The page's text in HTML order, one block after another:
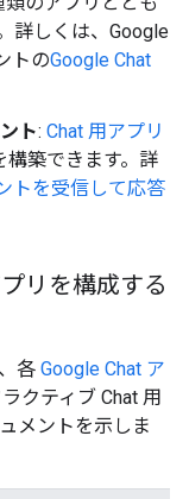
詳しくは、Google
トのGoogle Chat
ト: Chat 用アプリ
構築できます。詳
トを受信して応答
リを構成する
各 Google Chat ア
クティブ Chat 用
メントを示しま